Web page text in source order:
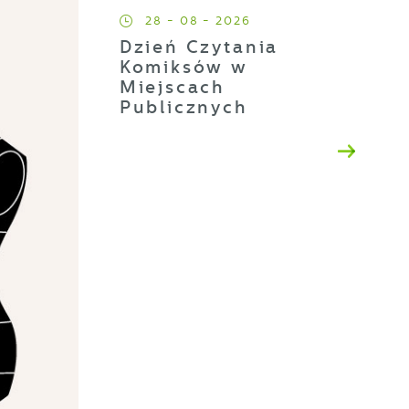
28 - 08 - 2026
Dzień Czytania
Komiksów w
Miejscach
Publicznych